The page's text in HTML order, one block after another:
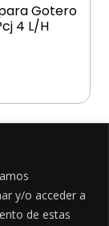
y/o acceder a
de estas
Gotero
4 L/H